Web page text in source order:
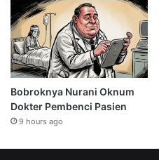
Bobroknya Nurani Oknum
Dokter Pembenci Pasien
9 hours ago